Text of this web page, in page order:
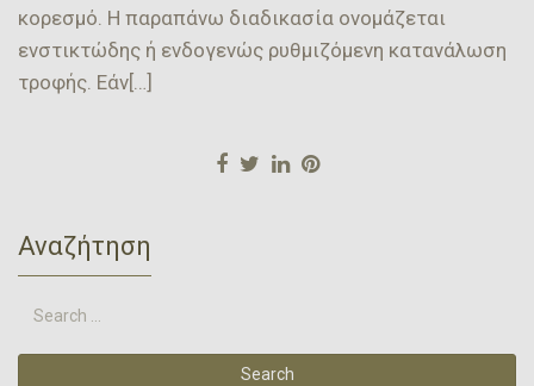
κορεσμό. Η παραπάνω διαδικασία ονομάζεται
ενστικτώδης ή ενδογενώς ρυθμιζόμενη κατανάλωση
τροφής. Εάν[…]
Αναζήτηση